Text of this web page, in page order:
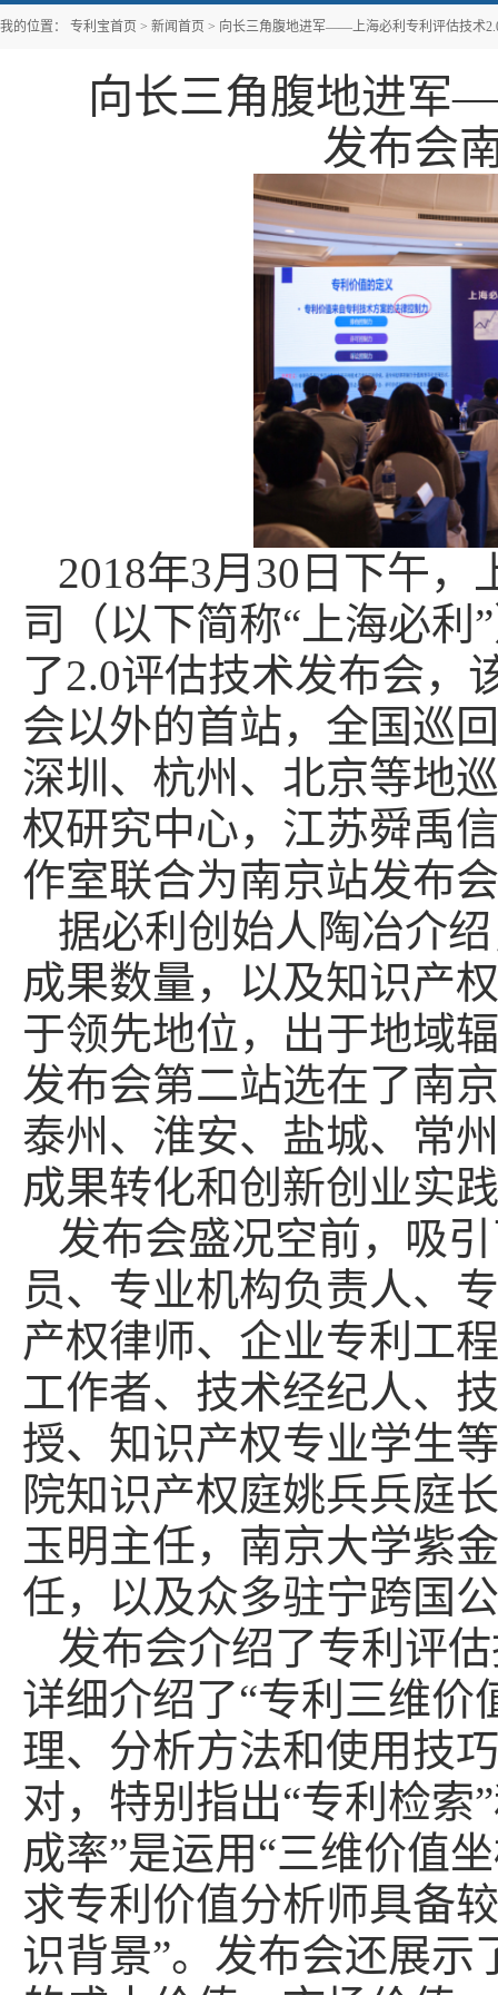
我的位置： 专利宝首页 > 新闻首页 > 向长三角腹地进军——上海必利专利评估技术
向长三角腹地进军
发布会
2018年3月30日下午
司（以下简称“上海必利
了2.0评估技术发布会，
会以外的首站，全国巡
深圳、杭州、北京等地
权研究中心，江苏舜禹
作室联合为南京站发布
据必利创始人陶冶介
成果数量，以及知识产
于领先地位，出于地域
发布会第二站选在了南
泰州、淮安、盐城、常
成果转化和创新创业实
发布会盛况空前，吸
员、专业机构负责人、
产权律师、企业专利工
工作者、技术经纪人、
授、知识产权专业学生
院知识产权庭姚兵兵庭
玉明主任，南京大学紫
任，以及众多驻宁跨国
发布会介绍了专利评
详细介绍了“专利三维价
理、分析方法和使用技
对，特别指出“专利检索
成率”是运用“三维价值
求专利价值分析师具备
识背景”。发布会还展示